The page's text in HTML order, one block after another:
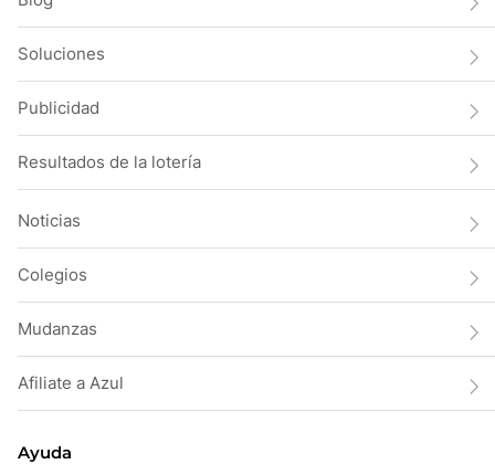
Soluciones
Publicidad
Resultados de la lotería
Noticias
Colegios
Mudanzas
Afiliate a Azul
Ayuda